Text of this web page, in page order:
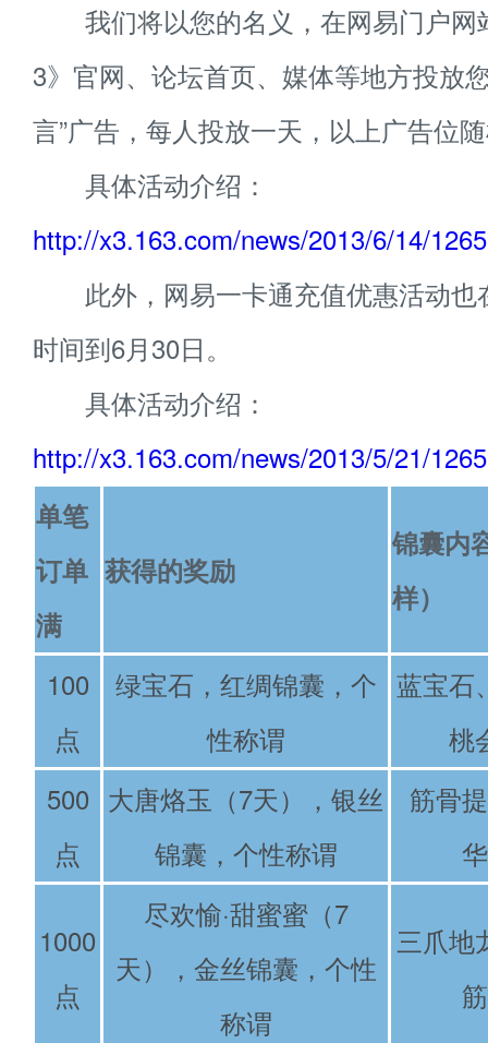
我们将以您的名义，在网易门户网
3》官网、论坛首页、媒体等地方投放
言”广告，每人投放一天，以上广告位
具体活动介绍：
http://x3.163.com/news/2013/6/14/
此外，网易一卡通充值优惠活动也
时间到6月30日。
具体活动介绍：
http://x3.163.com/news/2013/5/21/
单笔
订单
满
获得的奖励
锦囊内
样）
100
点
绿宝石，红绸锦囊，个
性称谓
蓝宝石
桃
500
点
大唐烙玉（7天），银丝
锦囊，个性称谓
筋骨
1000
点
尽欢愉·甜蜜蜜（7
天），金丝锦囊，个性
称谓
三爪地